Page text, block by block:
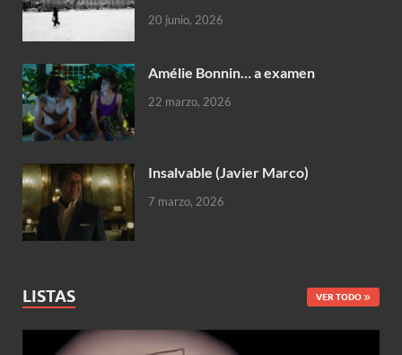
20 junio, 2026
Amélie Bonnin… a examen
22 marzo, 2026
Insalvable (Javier Marco)
7 marzo, 2026
LISTAS VER TODO